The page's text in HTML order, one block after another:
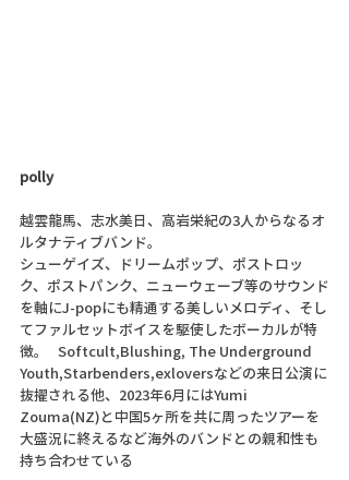
polly
越雲龍馬、志水美日、高岩栄紀の3人からなるオ
ルタナティブバンド。
シューゲイズ、ドリームポップ、ポストロッ
ク、ポストパンク、ニューウェーブ等のサウンド
を軸にJ-popにも精通する美しいメロディ、そし
てファルセットボイスを駆使したボーカルが特
徴。   Softcult,Blushing, The Underground
Youth,Starbenders,exloversなどの来日公演に
抜擢される他、2023年6月にはYumi
Zouma(NZ)と中国5ヶ所を共に周ったツアーを
大盛況に終えるなど海外のバンドとの親和性も
持ち合わせている